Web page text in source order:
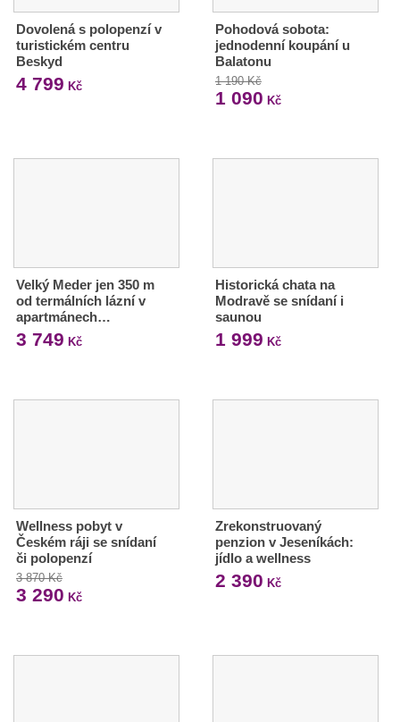
Dovolená s polopenzí v
turistickém centru
Beskyd
4 799 Kč
Pohodová sobota:
jednodenní koupání u
Balatonu
1 190 Kč
1 090 Kč
Velký Meder jen 350 m
od termálních lázní v
apartmánech…
3 749 Kč
Historická chata na
Modravě se snídaní i
saunou
1 999 Kč
Wellness pobyt v
Českém ráji se snídaní
či polopenzí
3 870 Kč
3 290 Kč
Zrekonstruovaný
penzion v Jeseníkách:
jídlo a wellness
2 390 Kč